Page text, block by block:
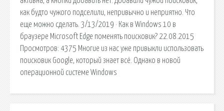
как будто чужого подселили, непривычно и неприятно. Что
еще можно сделать. 3/13/2019 · Как в Windows 10 в
браузере Microsoft Edge поменять поисковик? 22.08.2015
Просмотров: 4375 Многие из нас уже привыкли использовать
поисковик Google, который знает всё. Однако в новой
операционной системе Windows